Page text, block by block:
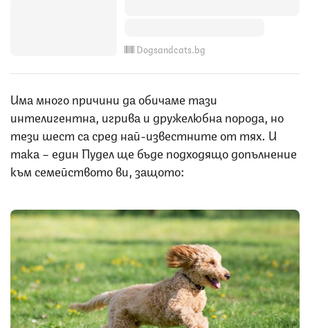
Dogsandcats.bg
Има много причини да обичаме тази
интелигентна, игрива и дружелюбна порода, но
тези шест са сред най-известните от тях. И
така – един Пудел ще бъде подходящо допълнение
към семейството ви, защото: